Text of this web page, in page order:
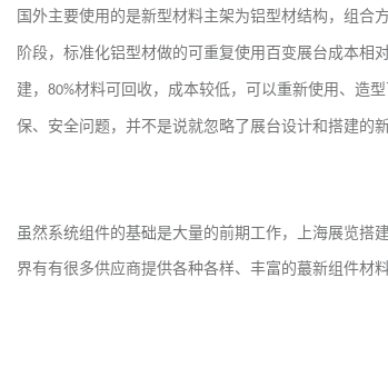
国外主要使用的是新型材料主架为铝型材结构，组合
阶段，标准化铝型材做的可重复使用百变展台成本相
建， 80%材料可回收，成本较低，可以重新使用、造型
保、安全问题，并不是说就忽略了展台设计和搭建的新
虽然系统组件的基础是大量的前期工作，上海展览搭
界有有很多供应商提供各种各样、丰富的蕞新组件材